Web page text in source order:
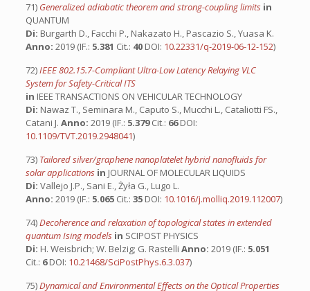
71) Generalized adiabatic theorem and strong-coupling limits in
QUANTUM
Di: Burgarth D., Facchi P., Nakazato H., Pascazio S., Yuasa K.
Anno: 2019 (IF.: 5.381 Cit.: 40 DOI: 10.22331/q-2019-06-12-152)
72)IEEE 802.15.7-Compliant Ultra-Low Latency Relaying VLC
System for Safety-Critical ITS
in IEEE TRANSACTIONS ON VEHICULAR TECHNOLOGY
Di: Nawaz T., Seminara M., Caputo S., Mucchi L., Cataliotti FS.,
Catani J. Anno: 2019 (IF.: 5.379Cit.: 66DOI:
10.1109/TVT.2019.2948041)
73) Tailored silver/graphene nanoplatelet hybrid nanofluids for
solar applications in JOURNAL OF MOLECULAR LIQUIDS
Di: Vallejo J.P., Sani E., Żyła G., Lugo L.
Anno: 2019 (IF.: 5.065 Cit.: 35 DOI: 10.1016/j.molliq.2019.112007)
74)Decoherence and relaxation of topological states in extended
quantum Ising models in SCIPOST PHYSICS
Di: H. Weisbrich; W. Belzig; G. Rastelli Anno: 2019 (IF.: 5.051
Cit.: 6DOI: 10.21468/SciPostPhys.6.3.037)
75)Dynamical and Environmental Effects on the Optical Properties